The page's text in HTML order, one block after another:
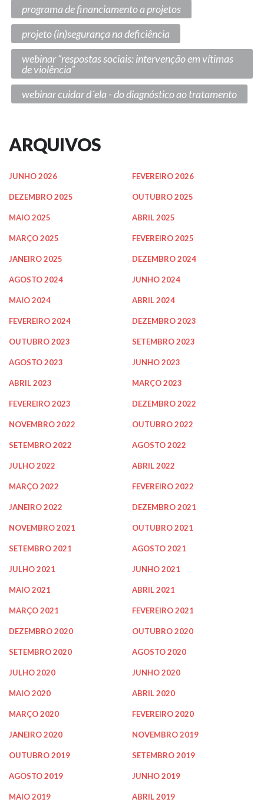
programa de financiamento a projetos
projeto (in)segurança na deficiência
webinar “respostas sociais: intervenção em vítimas
de violência”
webinar cuidar d´ela - do diagnóstico ao tratamento
ARQUIVOS
JUNHO 2026 FEVEREIRO 2026
DEZEMBRO 2025 OUTUBRO 2025
MAIO 2025 ABRIL 2025
MARÇO 2025 FEVEREIRO 2025
JANEIRO 2025 DEZEMBRO 2024
AGOSTO 2024 JUNHO 2024
MAIO 2024 ABRIL 2024
FEVEREIRO 2024 DEZEMBRO 2023
OUTUBRO 2023 SETEMBRO 2023
AGOSTO 2023 JUNHO 2023
ABRIL 2023 MARÇO 2023
FEVEREIRO 2023 DEZEMBRO 2022
NOVEMBRO 2022 OUTUBRO 2022
SETEMBRO 2022 AGOSTO 2022
JULHO 2022 ABRIL 2022
MARÇO 2022 FEVEREIRO 2022
JANEIRO 2022 DEZEMBRO 2021
NOVEMBRO 2021 OUTUBRO 2021
SETEMBRO 2021 AGOSTO 2021
JULHO 2021 JUNHO 2021
MAIO 2021 ABRIL 2021
MARÇO 2021 FEVEREIRO 2021
DEZEMBRO 2020 OUTUBRO 2020
SETEMBRO 2020 AGOSTO 2020
JULHO 2020 JUNHO 2020
MAIO 2020 ABRIL 2020
MARÇO 2020 FEVEREIRO 2020
JANEIRO 2020 NOVEMBRO 2019
OUTUBRO 2019 SETEMBRO 2019
AGOSTO 2019 JUNHO 2019
MAIO 2019 ABRIL 2019